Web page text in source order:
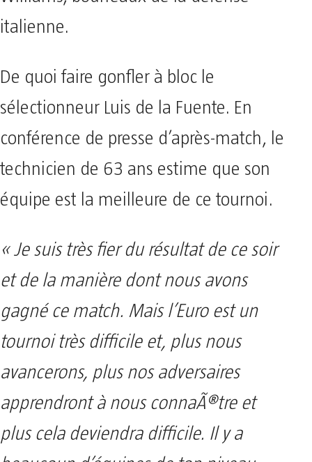
italienne.
De quoi faire gonfler à bloc le
sélectionneur Luis de la Fuente. En
conférence de presse d’après-match, le
technicien de 63 ans estime que son
équipe est la meilleure de ce tournoi.
« Je suis très fier du résultat de ce soir
et de la manière dont nous avons
gagné ce match. Mais l’Euro est un
tournoi très difficile et, plus nous
avancerons, plus nos adversaires
apprendront à nous connaÃ®tre et
plus cela deviendra difficile. Il y a